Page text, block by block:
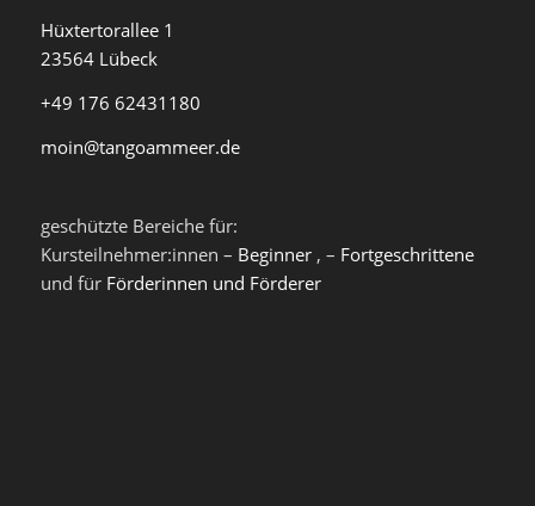
Hüxtertorallee 1
23564 Lübeck
+49 176 62431180
moin@tangoammeer.de
geschützte Bereiche für:
Kursteilnehmer:innen – Beginner, – Fortgeschrittene
und für Förderinnen und Förderer